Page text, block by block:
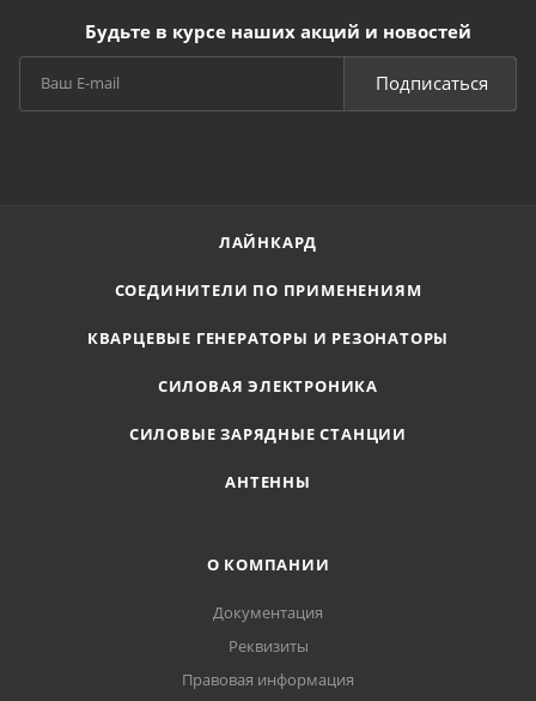
Будьте в курсе наших акций и новостей
Подписаться
ЛАЙНКАРД
СОЕДИНИТЕЛИ ПО ПРИМЕНЕНИЯМ
КВАРЦЕВЫЕ ГЕНЕРАТОРЫ И РЕЗОНАТОРЫ
СИЛОВАЯ ЭЛЕКТРОНИКА
СИЛОВЫЕ ЗАРЯДНЫЕ СТАНЦИИ
АНТЕННЫ
О КОМПАНИИ
Документация
Реквизиты
Правовая информация